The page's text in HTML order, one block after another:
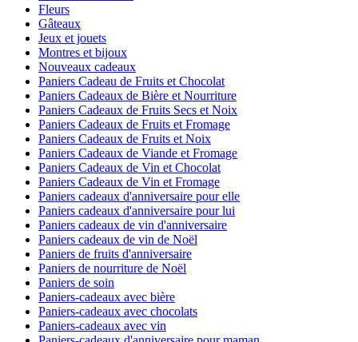
Fleurs
Gâteaux
Jeux et jouets
Montres et bijoux
Nouveaux cadeaux
Paniers Cadeau de Fruits et Chocolat
Paniers Cadeaux de Bière et Nourriture
Paniers Cadeaux de Fruits Secs et Noix
Paniers Cadeaux de Fruits et Fromage
Paniers Cadeaux de Fruits et Noix
Paniers Cadeaux de Viande et Fromage
Paniers Cadeaux de Vin et Chocolat
Paniers Cadeaux de Vin et Fromage
Paniers cadeaux d'anniversaire pour elle
Paniers cadeaux d'anniversaire pour lui
Paniers cadeaux de vin d'anniversaire
Paniers cadeaux de vin de Noël
Paniers de fruits d'anniversaire
Paniers de nourriture de Noël
Paniers de soin
Paniers-cadeaux avec bière
Paniers-cadeaux avec chocolats
Paniers-cadeaux avec vin